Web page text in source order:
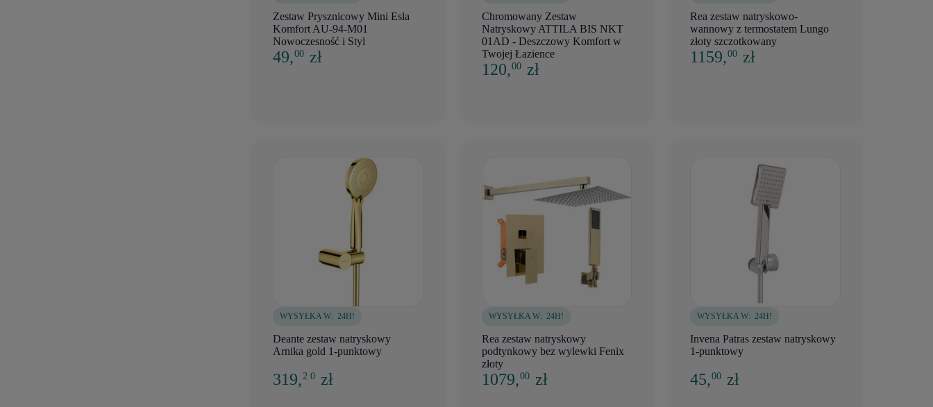
Zestaw Prysznicowy Mini Esla
Komfort AU-94-M01
Nowoczesność i Styl
49,00 zł
Chromowany Zestaw
Natryskowy ATTILA BIS NKT
01AD - Deszczowy Komfort w
Twojej Łazience
120,00 zł
Rea zestaw natryskowo-
wannowy z termostatem Lungo
złoty szczotkowany
1159,00 zł
WYSYŁKA W: 24H!
Deante zestaw natryskowy
Arnika gold 1-punktowy
319,2 0 zł
WYSYŁKA W: 24H!
Rea zestaw natryskowy
podtynkowy bez wylewki Fenix
złoty
1079,00 zł
WYSYŁKA W: 24H!
Invena Patras zestaw natryskowy
1-punktowy
45,00 zł